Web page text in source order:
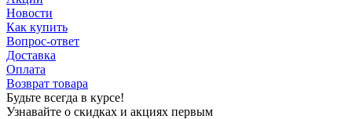
Новости
Как купить
Вопрос-ответ
Доставка
Оплата
Возврат товара
Будьте всегда в курсе!
Узнавайте о скидках и акциях первым